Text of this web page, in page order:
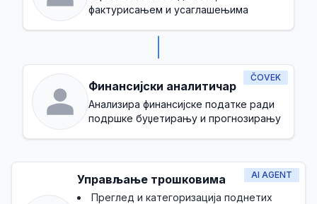
фактурисањем и усаглашењима
ČOVEK
Финансијски аналитичар
Анализира финансијске податке ради
подршке буџетирању и прогнозирању
AI AGENT
Управљање трошковима
Преглед и категоризација поднетих